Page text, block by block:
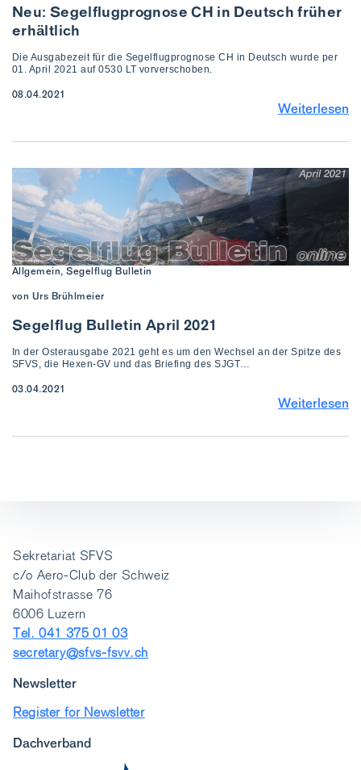
Neu: Segelflugprognose CH in Deutsch früher
erhältlich
Die Ausgabezeit für die Segelflugprognose CH in Deutsch wurde per
01. April 2021 auf 0530 LT vorverschoben.
08.04.2021
Weiterlesen
Allgemein, Segelflug Bulletin
von Urs Brühlmeier
Segelflug Bulletin April 2021
In der Osterausgabe 2021 geht es um den Wechsel an der Spitze des
SFVS, die Hexen-GV und das Briefing des SJGT…
03.04.2021
Weiterlesen
Sekretariat SFVS
c/o Aero-Club der Schweiz
Maihofstrasse 76
6006 Luzern
Tel. 041 375 01 03
secretary@sfvs-fsvv.ch
Newsletter
Register for Newsletter
Dachverband